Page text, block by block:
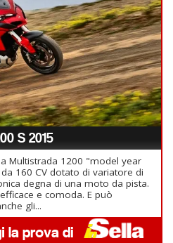
S 2015
Multistrada 1200 "model year
160 CV dotato di variatore di
degna di una moto da pista.
e comoda. E può
gli...